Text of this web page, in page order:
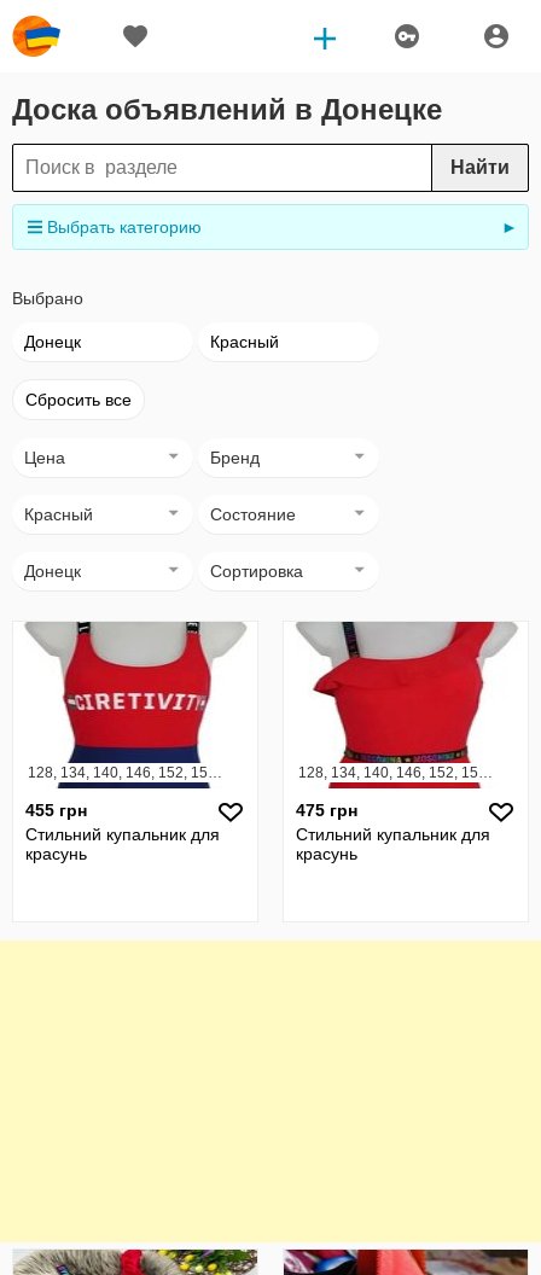
Доска объявлений в Донецке
Найти
Выбрать категорию ►
Выбрано
Донецк Красный
Сбросить все
Цена Бренд
Красный Состояние
Донецк Сортировка
128, 134, 140, 146, 152, 158, 164
455 грн
Стильний купальник для
красунь
128, 134, 140, 146, 152, 158, 164
475 грн
Стильний купальник для
красунь